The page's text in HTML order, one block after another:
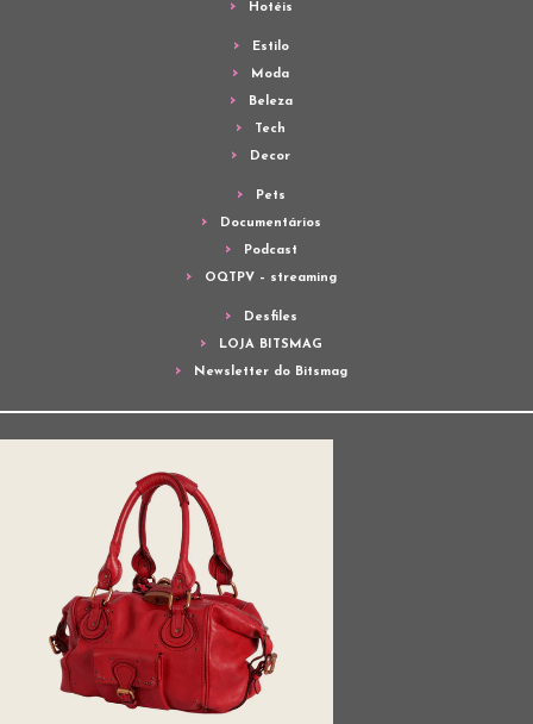
Hotéis
Estilo
Moda
Beleza
Tech
Decor
Pets
Documentários
Podcast
OQTPV – streaming
Desfiles
LOJA BITSMAG
Newsletter do Bitsmag